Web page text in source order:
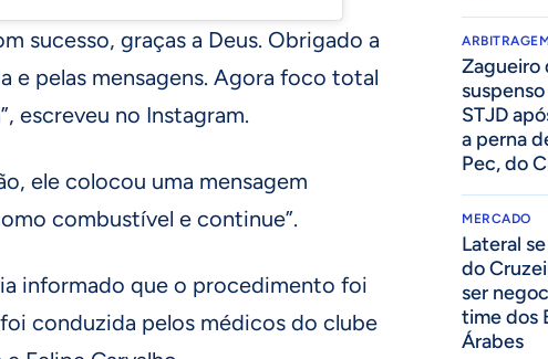
sucesso, graças a Deus. Obrigado a
e pelas mensagens. Agora foco total
escreveu no Instagram.
ele colocou uma mensagem
combustível e continue”.
informado que o procedimento foi
conduzida pelos médicos do clube
Zagueiro
STJD
a perna
Pec, do
MERCADO
Lateral
do
ser
time dos
Árabes